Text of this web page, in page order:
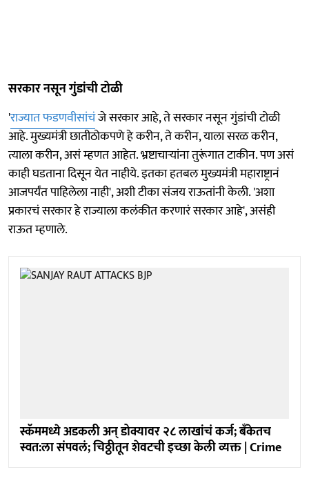
सरकार नसून गुंडांची टोळी
'राज्यात फडणवीसांचंजे सरकार आहे, ते सरकार नसून गुंडांची टोळी
आहे. मुख्यमंत्री छातीठोकपणे हे करीन, ते करीन, याला सरळ करीन,
त्याला करीन, असं म्हणत आहेत. भ्रष्टाचाऱ्यांना तुरूंगात टाकीन. पण असं
काही घडताना दिसून येत नाहीये. इतका हतबल मुख्यमंत्री महाराष्ट्रानं
आजपर्यंत पाहिलेला नाही', अशी टीका संजय राऊतांनी केली. 'अशा
प्रकारचं सरकार हे राज्याला कलंकीत करणारं सरकार आहे', असंही
राऊत म्हणाले.
स्कॅममध्ये अडकली अन् डोक्यावर २८ लाखांचं कर्ज; बँकेतच
स्वत:ला संपवलं; चिठ्ठीतून शेवटची इच्छा केली व्यक्त | Crime